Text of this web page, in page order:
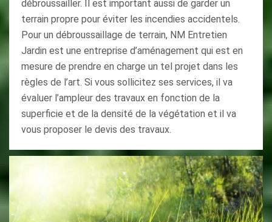
débroussailler. Il est important aussi de garder un
terrain propre pour éviter les incendies accidentels.
Pour un débroussaillage de terrain, NM Entretien
Jardin est une entreprise d’aménagement qui est en
mesure de prendre en charge un tel projet dans les
règles de l’art. Si vous sollicitez ses services, il va
évaluer l’ampleur des travaux en fonction de la
superficie et de la densité de la végétation et il va
vous proposer le devis des travaux.